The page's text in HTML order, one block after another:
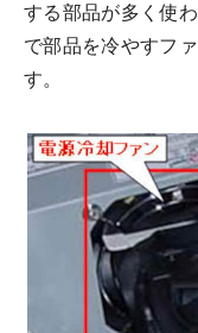
する部品が多く使
で部品を冷やすフ
す。